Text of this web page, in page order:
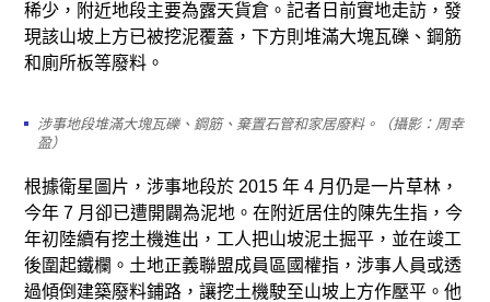
稀少，附近地段主要為露天貨倉。記者日前實地走訪，發
現該山坡上方已被挖泥覆蓋，下方則堆滿大塊瓦礫、鋼筋
和廁所板等廢料。
涉事地段堆滿大塊瓦礫、鋼筋、棄置石管和家居廢料。（攝影：周幸
盈）
根據衛星圖片，涉事地段於 2015 年 4 月仍是一片草林，
今年 7 月卻已遭開闢為泥地。在附近居住的陳先生指，今
年初陸續有挖土機進出，工人把山坡泥土掘平，並在竣工
後圍起鐵欄。土地正義聯盟成員區國權指，涉事人員或透
過傾倒建築廢料鋪路，讓挖土機駛至山坡上方作壓平。他